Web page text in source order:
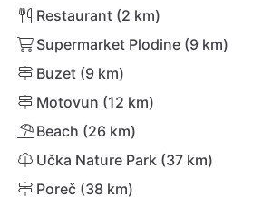
Restaurant (2 km)
Supermarket Plodine (9 km)
Buzet (9 km)
Motovun (12 km)
Beach (26 km)
Učka Nature Park (37 km)
Poreč (38 km)